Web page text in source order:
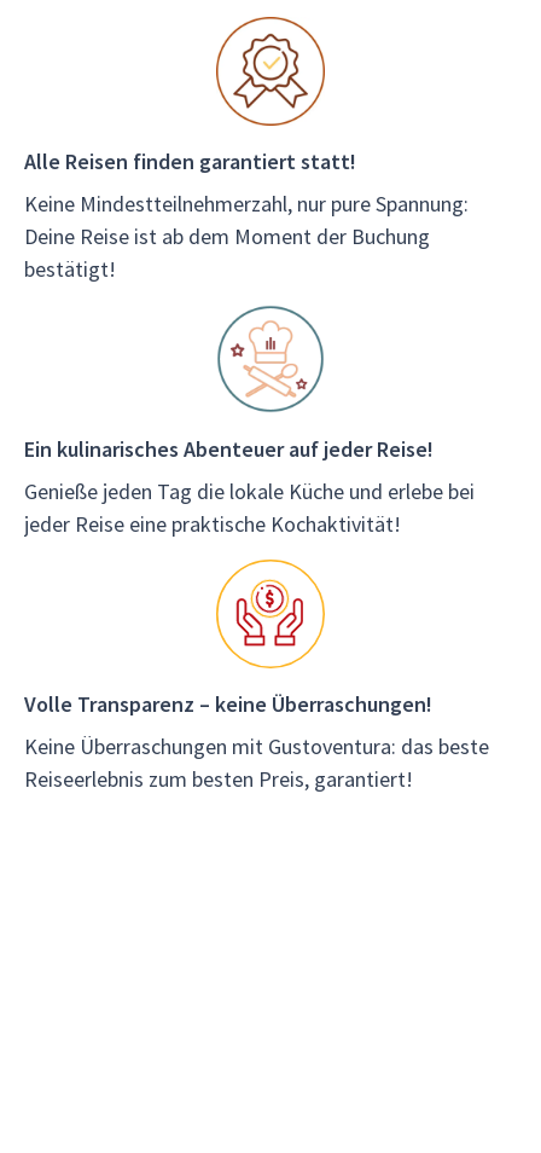
Alle Reisen finden garantiert statt!
Keine Mindestteilnehmerzahl, nur pure Spannung:
Deine Reise ist ab dem Moment der Buchung
bestätigt!
Ein kulinarisches Abenteuer auf jeder Reise!
Genieße jeden Tag die lokale Küche und erlebe bei
jeder Reise eine praktische Kochaktivität!
Volle Transparenz – keine Überraschungen!
Keine Überraschungen mit Gustoventura: das beste
Reiseerlebnis zum besten Preis, garantiert!